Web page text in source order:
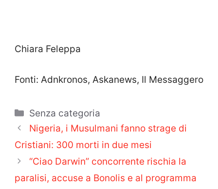
Chiara Feleppa
Fonti: Adnkronos, Askanews, Il Messaggero
Categorie
Senza categoria
Nigeria, i Musulmani fanno strage di
Cristiani: 300 morti in due mesi
“Ciao Darwin” concorrente rischia la
paralisi, accuse a Bonolis e al programma